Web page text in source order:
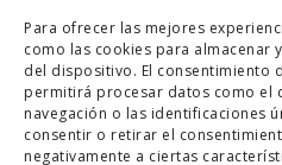
Para ofrecer las mejores
como las cookies para almacenar
del dispositivo. El consentimiento
permitirá procesar datos como el
navegación o las identificaciones
consentir o retirar el
negativamente a ciertas